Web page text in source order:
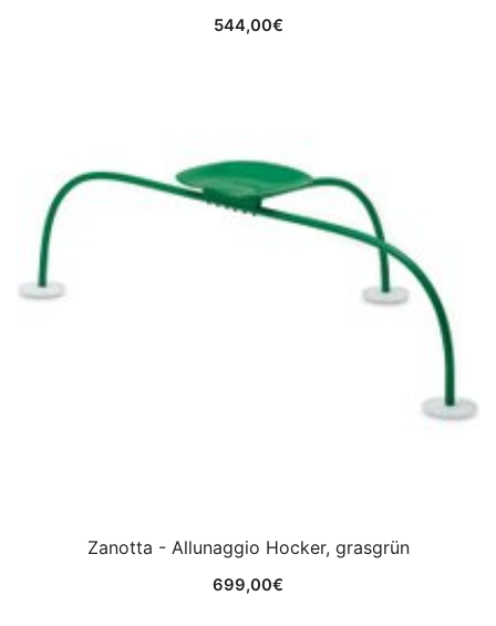
544,00€
Zanotta - Allunaggio Hocker, grasgrün
699,00€